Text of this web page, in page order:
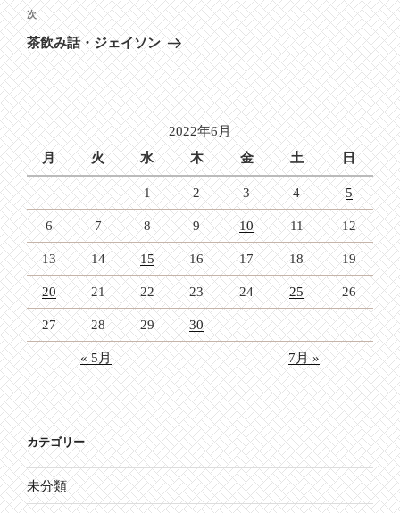
ビ
ゲ
ー
シ
ョ
ン
稿
次
の
投
稿
次
茶飲み話・ジェイソン
2022年6月
月
火 水 木 金 土 日
1 2 3 4 5
6 7 8 9 10 11 12
13 14 15 16 17 18 19
20 21 22 23 24 25 26
27 28 29 30
« 5月 7月 »
カテゴリー
未分類